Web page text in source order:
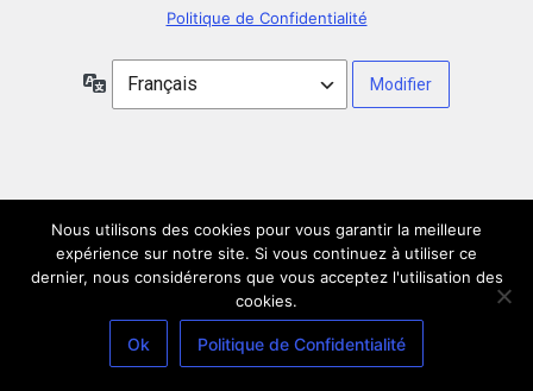
Politique de Confidentialité
Langue
Nous utilisons des cookies pour vous garantir la meilleure
expérience sur notre site. Si vous continuez à utiliser ce
dernier, nous considérerons que vous acceptez l'utilisation des
cookies.
Ok Politique de Confidentialité